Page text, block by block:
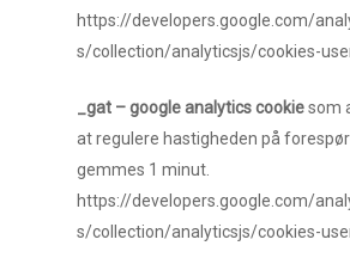
https://developers.google.com/
s/collection/analyticsjs/cookies-
_gat – google analytics cookiesom
at regulere hastigheden på
gemmes 1 minut.
https://developers.google.com/
s/collection/analyticsjs/cookies-